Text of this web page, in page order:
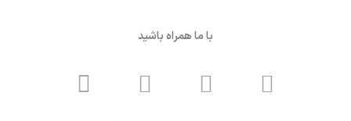
با ما همراه باشید